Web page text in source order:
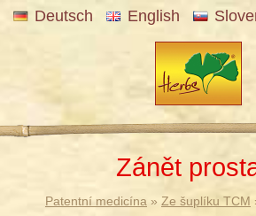
Deutsch English
Zánět
Patentní medicína » Ze šuplíku TCM